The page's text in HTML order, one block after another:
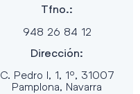
Tfno.:
948 26 84 12
Dirección:
C. Pedro I, 1, 1º, 31007
Pamplona, Navarra